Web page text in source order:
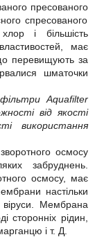
пресованого
спресованого
і більшість
має
перевищують за
шматочки
Aquafilter
від якості
використання
осмосу
забруднень.
осмосу, має
настільки
віруси. Мембрана
сторонніх рідин,
і т. Д.